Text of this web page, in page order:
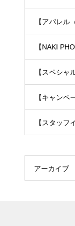
【アパレル
【NAKI
【スペシャ
【キャンペ
【スタッフ
アーカイブ